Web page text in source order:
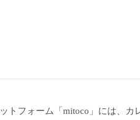
トフォーム「mitoco」には、カ